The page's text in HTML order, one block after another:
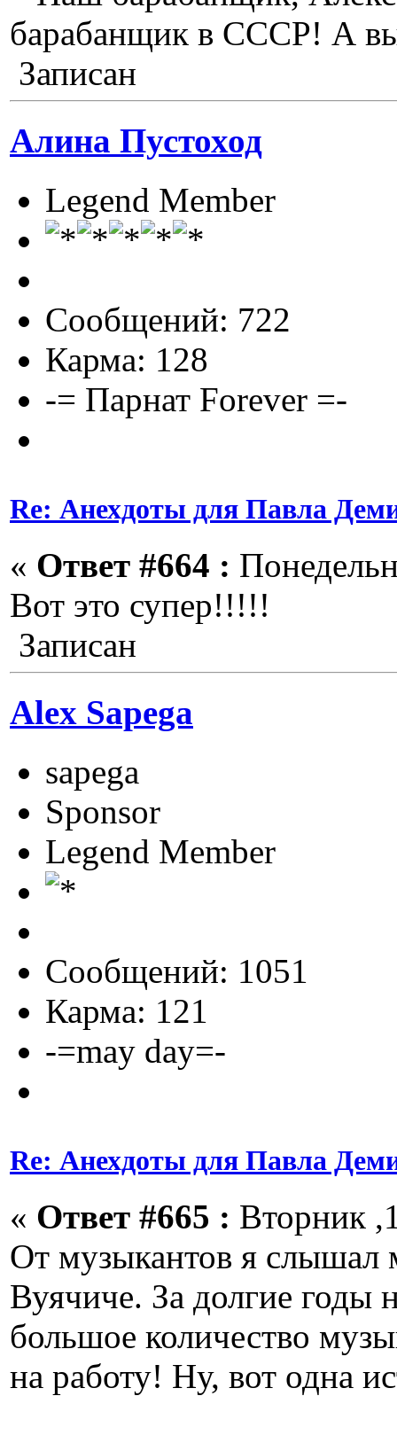
барабанщик в СССР! А
Записан
Алина Пустоход
Legend Member
Сообщений: 722
Карма: 128
-= Парнат Forever =-
Re: Анехдоты для Павла
« Ответ #664 :
Вот это супер!!!!!
Записан
Alex Sapega
sapega
Sponsor
Legend Member
Сообщений: 1051
Карма: 121
-=may day=-
Re: Анехдоты для Павла
« Ответ #665 : Вторник
От музыкантов я слышал
Вуячиче. За долгие годы
большое количество
на работу! Ну, вот одна